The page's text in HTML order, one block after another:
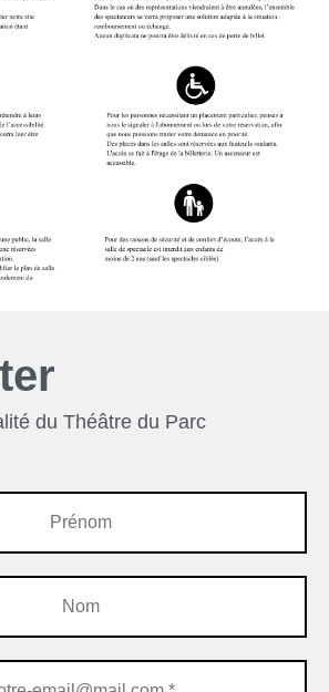
du Théâtre du Parc